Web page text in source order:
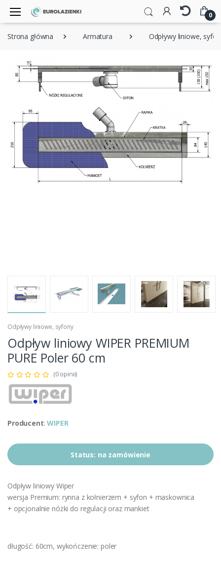
0
Strona główna Armatura Odpływy liniowe,
Odpływy liniowe, syfony
Odpływ liniowy WIPER PREMIUM
PURE Poler 60 cm
(0 opinii)
Producent:WIPER
Status: na zamówienie
Odpływ liniowy Wiper
wersja Premium: rynna z kołnierzem + syfon + maskownica
+ opcjonalnie nóżki do regulacji oraz mankiet
długość: 60cm, wykończenie: poler